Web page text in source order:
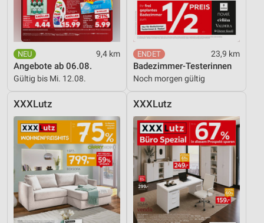
9,4 km
Angebote ab 06.08.
Gültig bis Mi. 12.08.
23,9 km
Badezimmer-Testerinnen
Noch morgen gültig
XXXLutz XXXLutz
Inhalten
IAB-Besonderheiten:
Verwendung genauer Standortdaten
Geräte anhand von aktiv angeforderten
Informationen identifizieren
Notwendig
Performance
Funktional
Werbung